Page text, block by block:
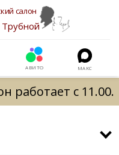
салон
АВИТО МАКС
работает с 11.00.